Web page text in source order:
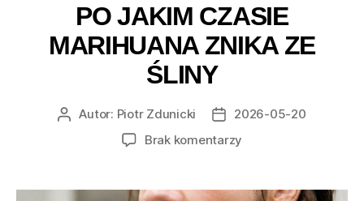
PO JAKIM CZASIE
MARIHUANA ZNIKA ZE
ŚLINY
AutorAutor: Piotr Zdunicki
Data2026-05-20
Brak komentarzy
czasie